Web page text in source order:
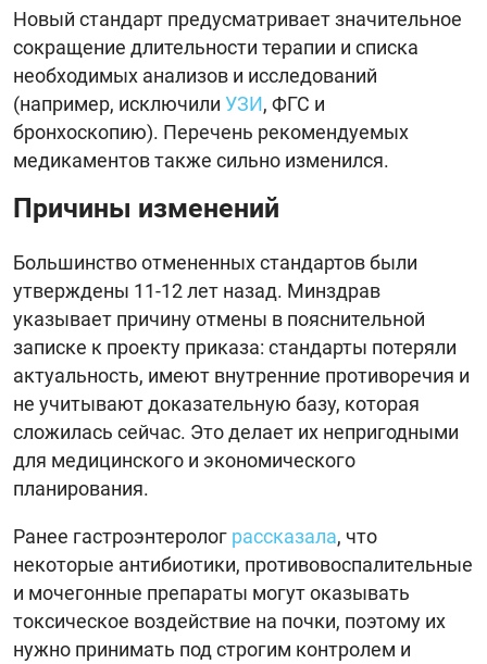
Новый стандарт предусматривает значительное
сокращение длительности терапии и списка
необходимых анализов и исследований
(например, исключили УЗИ, ФГС и
бронхоскопию). Перечень рекомендуемых
медикаментов также сильно изменился.
Причины изменений
Большинство отмененных стандартов были
утверждены 11-12 лет назад. Минздрав
указывает причину отмены в пояснительной
записке к проекту приказа: стандарты потеряли
актуальность, имеют внутренние противоречия и
не учитывают доказательную базу, которая
сложилась сейчас. Это делает их непригодными
для медицинского и экономического
планирования.
Ранее гастроэнтеролог рассказала, что
некоторые антибиотики, противовоспалительные
и мочегонные препараты могут оказывать
токсическое воздействие на почки, поэтому их
нужно принимать под строгим контролем и